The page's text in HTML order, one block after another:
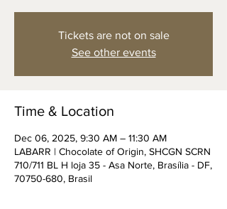
Tickets are not on sale
See other events
Time & Location
Dec 06, 2025, 9:30 AM – 11:30 AM
LABARR | Chocolate of Origin, SHCGN SCRN
710/711 BL H loja 35 - Asa Norte, Brasília - DF,
70750-680, Brasil